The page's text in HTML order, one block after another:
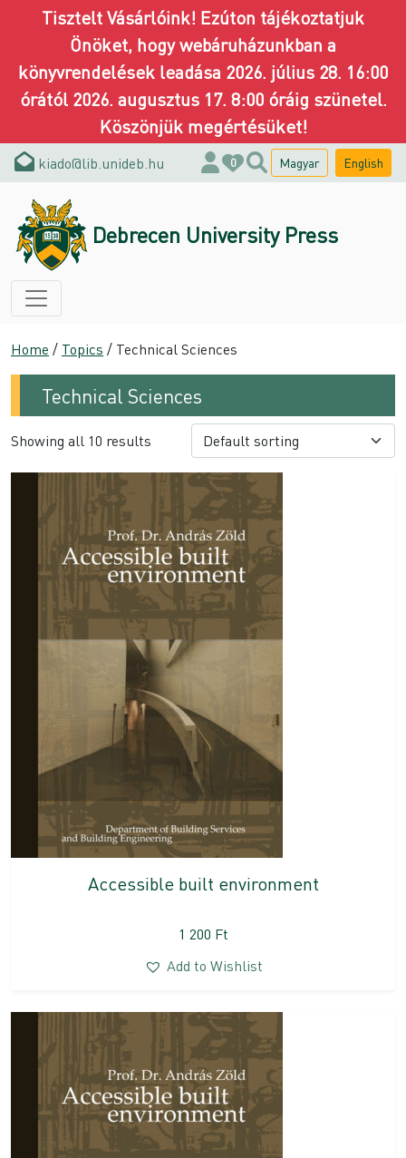
Tisztelt Vásárlóink! Ezúton tájékoztatjuk
Önöket, hogy webáruházunkban a
könyvrendelések leadása 2026. július 28. 16:00
órától 2026. augusztus 17. 8:00 óráig szünetel.
Köszönjük megértésüket!
kiado@lib.unideb.hu 0 Magyar English
Debrecen University Press
Home / Topics / Technical Sciences
Technical Sciences
Showing all 10 results
Accessible built environment
1 200 Ft
Add to Wishlist